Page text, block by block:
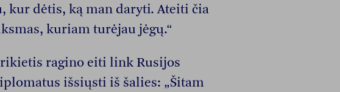
kur dėtis, ką man daryti. Ateiti čia
kuriam turėjau jėgų.“
ragino eiti link Rusijos
išsiųsti iš šalies: „Šitam